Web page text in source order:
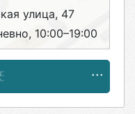
улица, 47
10:00–19:00
49-64